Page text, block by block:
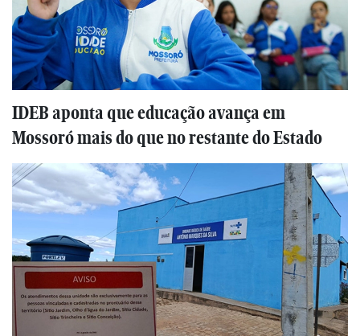
IDEB aponta que educação avança em
Mossoró mais do que no restante do Estado